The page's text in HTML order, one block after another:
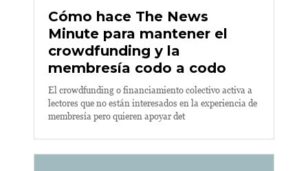
Cómo hace The News
Minute para mantener el
crowdfunding y la
membresía codo a codo
El crowdfunding o financiamiento colectivo activa a
lectores que no están interesados en la experiencia de
membresía pero quieren apoyar det